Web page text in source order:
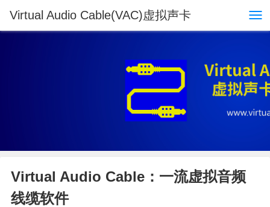
Virtual Audio Cable(VAC)虚拟声卡
Virtual Audio Cable：一流虚拟音频
线缆软件